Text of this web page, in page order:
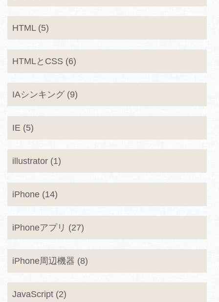
HTML (5)
HTMLとCSS (6)
IAシンキング (9)
IE (5)
illustrator (1)
iPhone (14)
iPhoneアプリ (27)
iPhone周辺機器 (8)
JavaScript (2)